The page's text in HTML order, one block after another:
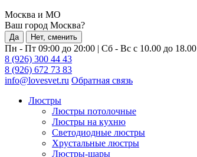
Москва и МО
Ваш город Москва?
Да Нет, сменить
Пн - Пт 09:00 до 20:00 | Сб - Вс с 10.00 до 18.00
8 (926) 300 44 43
8 (926) 672 73 83
info@lovesvet.ru Обратная связь
Люстры
Люстры потолочные
Люстры на кухню
Светодиодные люстры
Хрустальные люстры
Люстры-шары